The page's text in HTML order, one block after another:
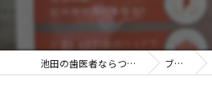
池田の歯医者ならつしま歯科 ブログ